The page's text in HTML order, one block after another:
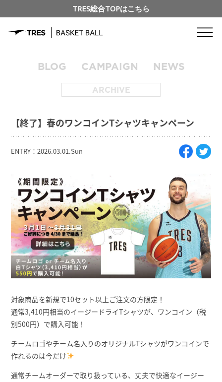
TRES総合TOPはこちら
BLOG CAMPAIGN NEWS
ARCHIVE
【終了】春のワンコインTシャツキャンペーン
ENTRY：2026.03.01.Sun
対象商品を新規で10セット以上ご注文の方限定！
通常3,410円相当のイージードライTシャツが、ワンコイン（税
別500円）で購入可能！
チームロゴやチーム名入りのオリジナルTシャツがワンコインで
作れるのは今だけ
通常チームオーダーで取り扱っている、丈夫で快適なイージー